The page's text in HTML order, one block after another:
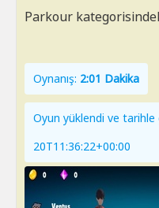
Parkour
Oynanış: 2:01 Dakika
Oyun yüklendi ve tarihle
20T11:36:22+00:00